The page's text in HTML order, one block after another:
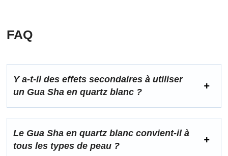
FAQ
Y a-t-il des effets secondaires à utiliser
un Gua Sha en quartz blanc ?
Le Gua Sha en quartz blanc convient-il à
tous les types de peau ?